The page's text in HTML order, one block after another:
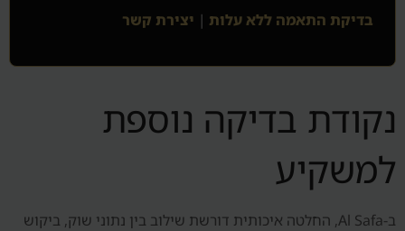
בדיקת התאמה ללא עלות | יצירת קשר
נקודת בדיקה נוספת
למשקיע
ב-Al Safa, החלטה איכותית דורשת שילוב בין נתוני שוק, ביקוש